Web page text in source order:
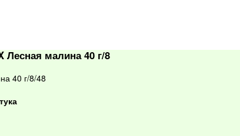
малина 40 г/8
40 г/8/48